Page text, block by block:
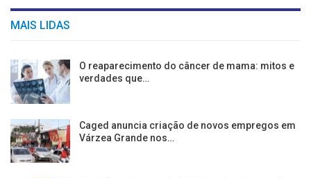
MAIS LIDAS
O reaparecimento do câncer de mama: mitos e
verdades que…
Caged anuncia criação de novos empregos em
Várzea Grande nos…